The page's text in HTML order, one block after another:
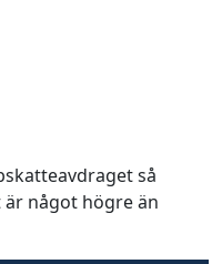
så
något högre än